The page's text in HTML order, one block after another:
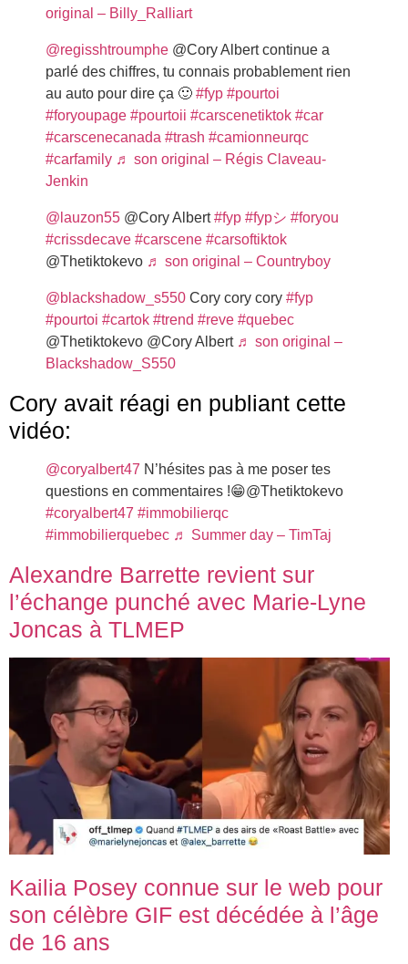
original – Billy_Ralliart
@regisshtroumphe @Cory Albert continue a
parlé des chiffres, tu connais probablement rien
au auto pour dire ça 🙂 #fyp #pourtoi
#foryoupage #pourtoii #carscenetiktok #car
#carscenecanada #trash #camionneurqc
#carfamily ♬ son original – Régis Claveau-
Jenkin
@lauzon55 @Cory Albert#fyp #fypシ #foryou
#crissdecave #carscene #carsoftiktok
@Thetiktokevo ♬ son original – Countryboy
@blackshadow_s550 Cory cory cory #fyp
#pourtoi #cartok #trend #reve #quebec
@Thetiktokevo @Cory Albert ♬ son original –
Blackshadow_S550
Cory avait réagi en publiant cette
vidéo:
@coryalbert47 N’hésites pas à me poser tes
questions en commentaires !😁@Thetiktokevo
#coryalbert47 #immobilierqc
#immobilierquebec ♬ Summer day – TimTaj
Alexandre Barrette revient sur
l’échange punché avec Marie-Lyne
Joncas à TLMEP
Kailia Posey connue sur le web pour
son célèbre GIF est décédée à l’âge
de 16 ans